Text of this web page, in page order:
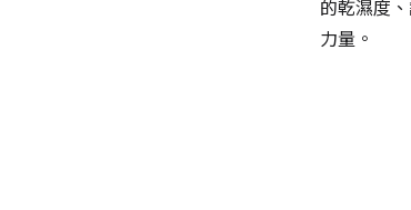
的乾濕度
力量。